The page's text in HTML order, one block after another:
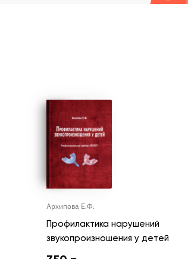
Архипова Е.Ф.
Профилактика нарушений
звукопроизношения у детей